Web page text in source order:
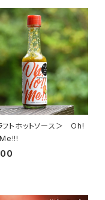
フトホットソース＞ Oh!